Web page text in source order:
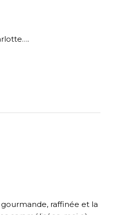
raffinée et la